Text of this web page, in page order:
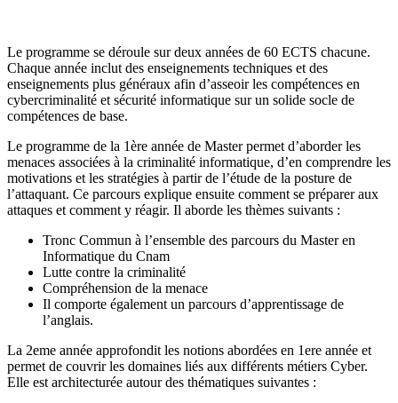
Le programme se déroule sur deux années de 60 ECTS chacune.
Chaque année inclut des enseignements techniques et des
enseignements plus généraux afin d’asseoir les compétences en
cybercriminalité et sécurité informatique sur un solide socle de
compétences de base.
Le programme de la 1ère année de Master permet d’aborder les
menaces associées à la criminalité informatique, d’en comprendre les
motivations et les stratégies à partir de l’étude de la posture de
l’attaquant. Ce parcours explique ensuite comment se préparer aux
attaques et comment y réagir. Il aborde les thèmes suivants :
Tronc Commun à l’ensemble des parcours du Master en
Informatique du Cnam
Lutte contre la criminalité
Compréhension de la menace
Il comporte également un parcours d’apprentissage de
l’anglais.
La 2eme année approfondit les notions abordées en 1ere année et
permet de couvrir les domaines liés aux différents métiers Cyber.
Elle est architecturée autour des thématiques suivantes :